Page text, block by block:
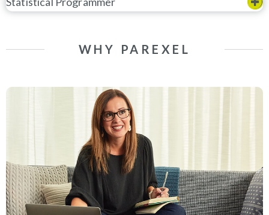
WHY PAREXEL